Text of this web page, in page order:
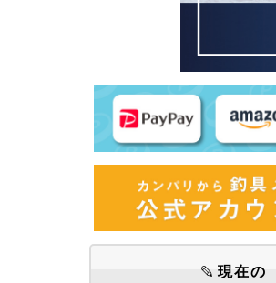
現在の